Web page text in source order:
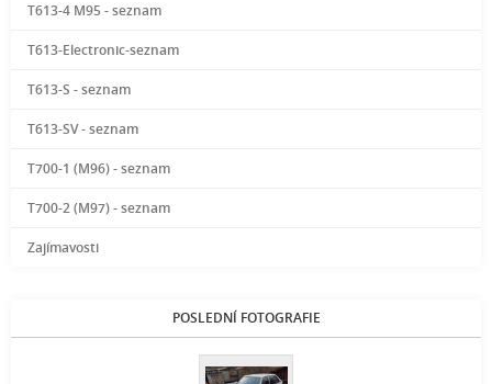
T613-4 M95 - seznam
T613-Electronic-seznam
T613-S - seznam
T613-SV - seznam
T700-1 (M96) - seznam
T700-2 (M97) - seznam
Zajímavosti
POSLEDNÍ FOTOGRAFIE